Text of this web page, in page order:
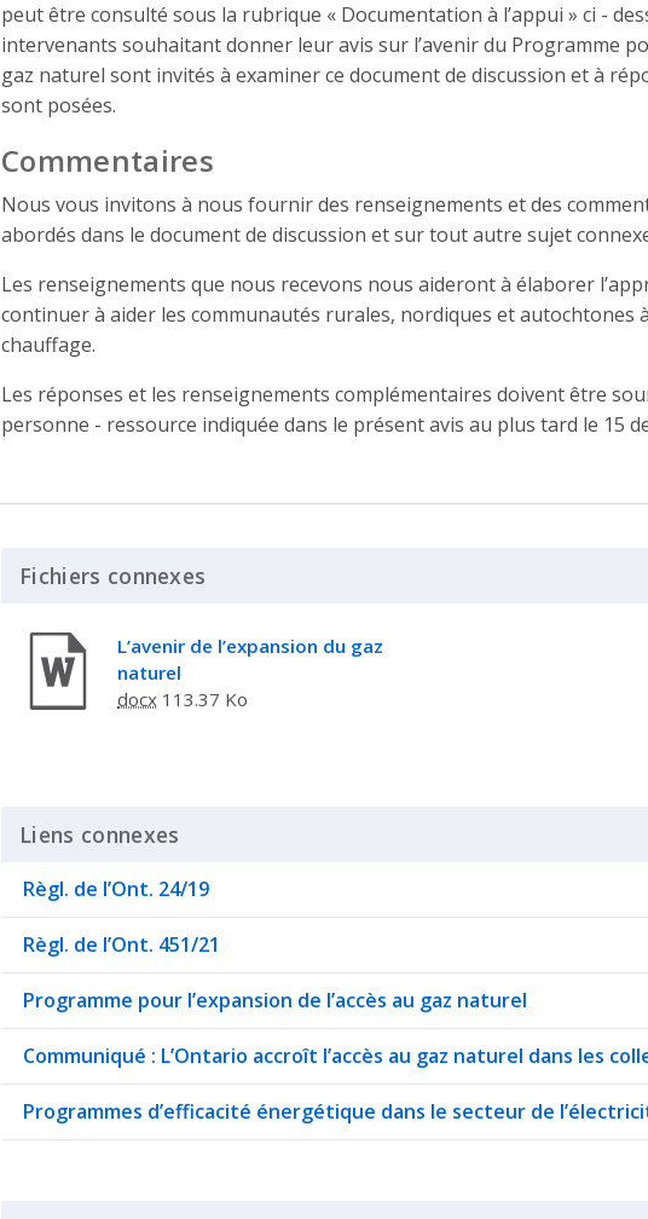
peut être consulté sous la rubrique « Documentation à l’appui » ci -
intervenants souhaitant donner leur avis sur l’avenir du Programme
gaz naturel sont invités à examiner ce document de discussion et à
sont posées.
Commentaires
Nous vous invitons à nous fournir des renseignements et des
abordés dans le document de discussion et sur tout autre sujet
Les renseignements que nous recevons nous aideront à élaborer
continuer à aider les communautés rurales, nordiques et autochtones
chauffage.
Les réponses et les renseignements complémentaires doivent être
personne - ressource indiquée dans le présent avis au plus tard le 15
Fichiers connexes
L’avenir de l’expansion du gaz
naturel
docx 113.37 Ko
Liens connexes
Règl. de l’Ont. 24/19
Règl. de l’Ont. 451/21
Programme pour l’expansion de l’accès au gaz naturel
Communiqué : L’Ontario accroît l’accès au gaz naturel dans les
Programmes d’efficacité énergétique dans le secteur de